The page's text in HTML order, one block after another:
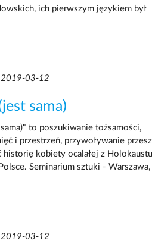
ich pierwszym językiem był
2019-03-12
sama)
to poszukiwanie tożsamości,
i przestrzeń, przywoływanie
historię kobiety ocalałej z
Seminarium sztuki - Warszawa,
2019-03-12